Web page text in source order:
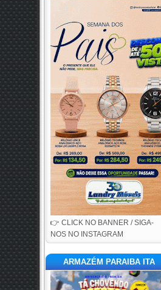
👉 CLICK NO BANNER / SIGA-
NOS NO INSTAGRAM
ARMAZÉM PARAIBA ITA